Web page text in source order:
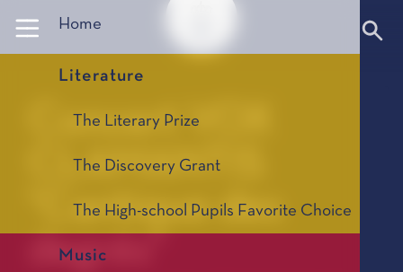
Home
Literature
The Literary Prize
The Discovery Grant
The High-school Pupils Favorite Choice
Music
Concert VOX
CLAMANTIS
"Cantique des
degrés"